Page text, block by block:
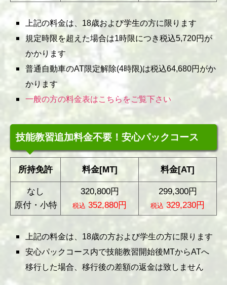
上記の料金は、18歳および学生の方に限ります
規定時限を超えた場合は1時限につき税込5,720円が
かかります
普通自動車のAT限定解除(4時限)は税込64,680円がか
かります
一般の方の料金表はこちらをご覧下さい
技能教習追加料金不要！安心パックコース
所持免許 料金[MT] 料金[AT]
なし
原付・小特
320,800円
税込 352,880円
299,300円
税込 329,230円
上記の料金は、18歳の方および学生の方に限ります
安心パックコース内で技能教習開始後MTからATへ
移行した場合、移行後の差額の返金は致しません